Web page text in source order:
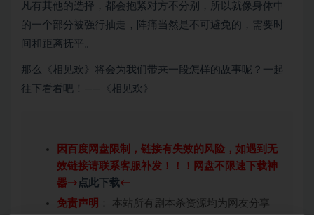
凡有其他的选择，都会抱紧对方不分别，所以就像身体中
的一个部分被强行抽走，阵痛当然是不可避免的，需要时
间和距离抚平。
那么《相见欢》将会为我们带来一段怎样的故事呢？一起
往下看看吧！——《相见欢》
因百度网盘限制，链接有失效的风险，如遇到无
效链接请联系客服补发！！！网盘不限速下载神
器→ 点此下载←
免责声明 ： 本站所有剧本杀资源均为网友分享